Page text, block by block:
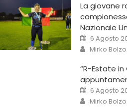
La giovane
Nazionale
6 Agosto
Mirko
“R-Estate
6 Agosto
Mirko